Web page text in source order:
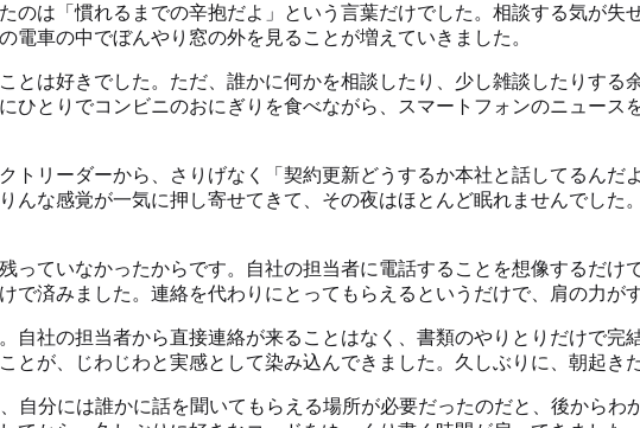
は「慣れるまでの辛抱だよ」という言葉だけでした。相談する気が失
車の中でぼんやり窓の外を見ることが増えていきました。
は好きでした。ただ、誰かに何かを相談したり、少し雑談したりする
とりでコンビニのおにぎりを食べながら、スマートフォンのニュース
リーダーから、さりげなく「契約更新どうするか本社と話してるんだ
んな感覚が一気に押し寄せてきて、その夜はほとんど眠れませんでした
ていなかったからです。自社の担当者に電話することを想像するだけ
済みました。連絡を代わりにとってもらえるというだけで、肩の力が
社の担当者から直接連絡が来ることはなく、書類のやりとりだけで完
が、じわじわと実感として染み込んできました。久しぶりに、朝起き
自分には誰かに話を聞いてもらえる場所が必要だったのだと、後からわ